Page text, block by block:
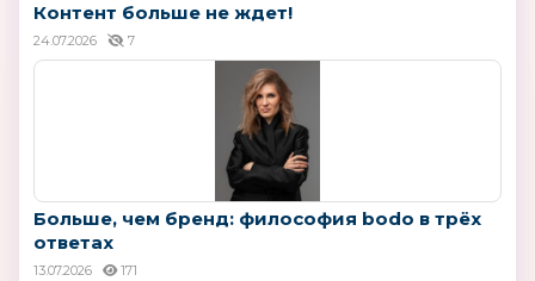
Контент больше не ждет!
24.07.2026 7
Больше, чем бренд: философия bodo в трёх
ответах
13.07.2026 171